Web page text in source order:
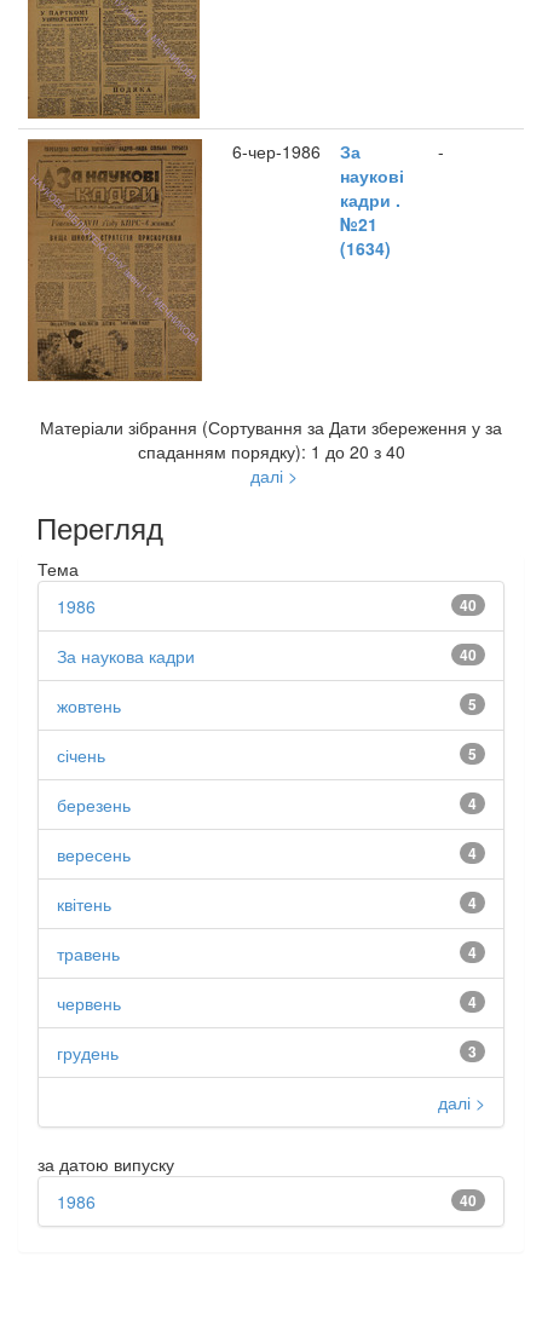
6-чер-1986
За
наукові
кадри .
№21
(1634)
-
Матеріали зібрання (Сортування за Дати збереження у за
спаданням порядку): 1 до 20 з 40
далі >
Перегляд
Тема
40
1986
40
За наукова кадри
5
жовтень
5
січень
4
березень
4
вересень
4
квітень
4
травень
4
червень
3
грудень
далі >
за датою випуску
40
1986